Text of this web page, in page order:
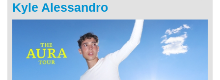
Kyle Alessandro